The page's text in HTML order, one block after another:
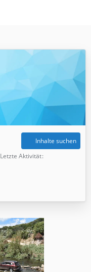
Inhalte suchen
Letzte Aktivität